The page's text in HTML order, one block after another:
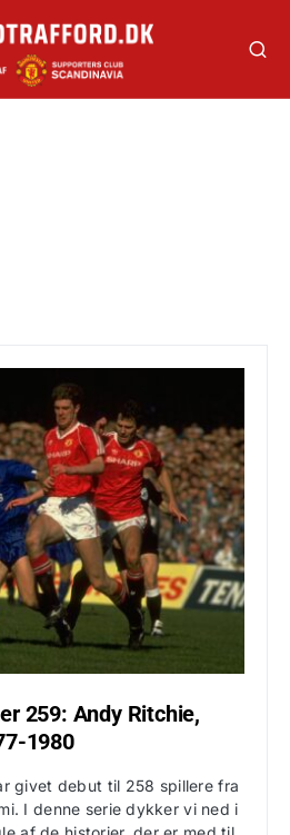
259: Andy Ritchie,
1980
givet debut til 258 spillere fra
I denne serie dykker vi ned i